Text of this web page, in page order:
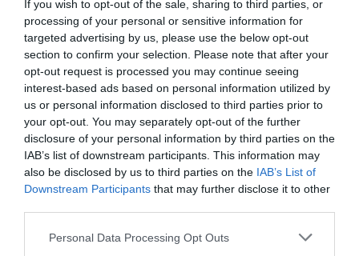
If you wish to opt-out of the sale, sharing to third parties, or
processing of your personal or sensitive information for
targeted advertising by us, please use the below opt-out
section to confirm your selection. Please note that after your
opt-out request is processed you may continue seeing
interest-based ads based on personal information utilized by
us or personal information disclosed to third parties prior to
your opt-out. You may separately opt-out of the further
disclosure of your personal information by third parties on the
IAB’s list of downstream participants. This information may
also be disclosed by us to third parties on the IAB’s List of
Downstream Participants that may further disclose it to other
Personal Data Processing Opt Outs
zonă reprezentau cele două manechine, dar merg
mai departe.
Pe peretele din fata văd deja nişte cutiuţe de creme
expuse. Tot peretele – pentru că nu s-au deranjat
nici să pună un expozitor, ci au folosit structura
construcţiei – e umplut cu cutiuţele astea. Crema
de… gălbenele? Nu se ştie ce e cu ele, nu se ştie
dacă-s pline, dacă-s goale… În fine, o iau din nou la
şi dau peste un fel de… ghişeu. Cu nimeni în el şi